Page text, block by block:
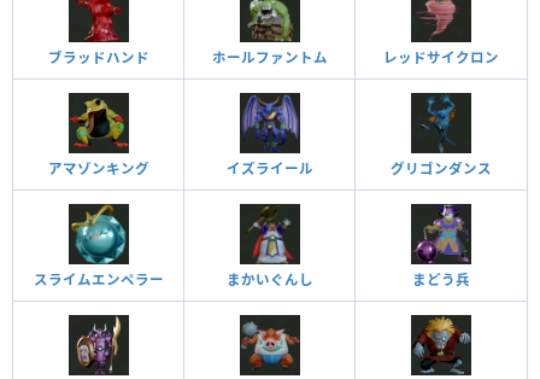
ブラッドハンド ホールファントム レッドサイクロン
アマゾンキング イズライール グリゴンダンス
スライムエンペラー まかいぐんし まどう兵